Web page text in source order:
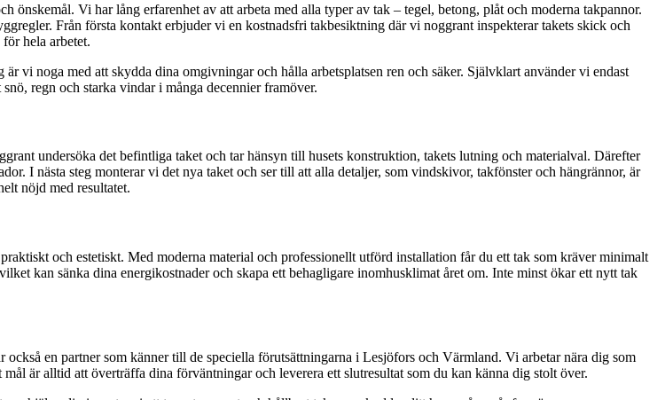
Vi har lång erfarenhet av att arbeta med alla typer av tak – tegel, betong, plåt och moderna takpannor.
Från första kontakt erbjuder vi en kostnadsfri takbesiktning där vi noggrant inspekterar takets skick och
hela arbetet.
vi noga med att skydda dina omgivningar och hålla arbetsplatsen ren och säker. Självklart använder vi endast
regn och starka vindar i många decennier framöver.
undersöka det befintliga taket och tar hänsyn till husets konstruktion, takets lutning och materialval. Därefter
I nästa steg monterar vi det nya taket och ser till att alla detaljer, som vindskivor, takfönster och hängrännor, är
nöjd med resultatet.
och estetiskt. Med moderna material och professionellt utförd installation får du ett tak som kräver minimalt
kan sänka dina energikostnader och skapa ett behagligare inomhusklimat året om. Inte minst ökar ett nytt tak
en partner som känner till de speciella förutsättningarna i Lesjöfors och Värmland. Vi arbetar nära dig som
är alltid att överträffa dina förväntningar och leverera ett slutresultat som du kan känna dig stolt över.